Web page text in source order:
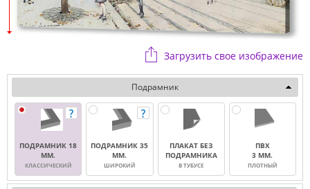
Загрузить свое изображение
Подрамник
ПОДРАМНИК 18
ММ.
КЛАССИЧЕСКИЙ
ПОДРАМНИК 35
ММ.
ШИРОКИЙ
ПЛАКАТ БЕЗ
ПОДРАМНИКА
В ТУБУСЕ
ПВХ
3 ММ.
ПЛОТНЫЙ